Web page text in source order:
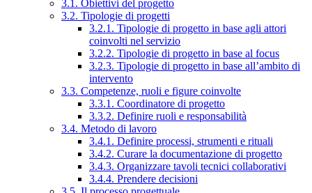
3.1. Obiettivi del progetto
3.2. Tipologie di progetti
3.2.1. Tipologie di progetto in base agli attori
coinvolti nel servizio
3.2.2. Tipologie di progetto in base al focus
3.2.3. Tipologie di progetto in base all’ambito di
intervento
3.3. Competenze, ruoli e figure coinvolte
3.3.1. Coordinatore di progetto
3.3.2. Definire ruoli e responsabilità
3.4. Metodo di lavoro
3.4.1. Definire processi, strumenti e rituali
3.4.2. Curare la documentazione di progetto
3.4.3. Organizzare tavoli tecnici collaborativi
3.4.4. Prendere decisioni